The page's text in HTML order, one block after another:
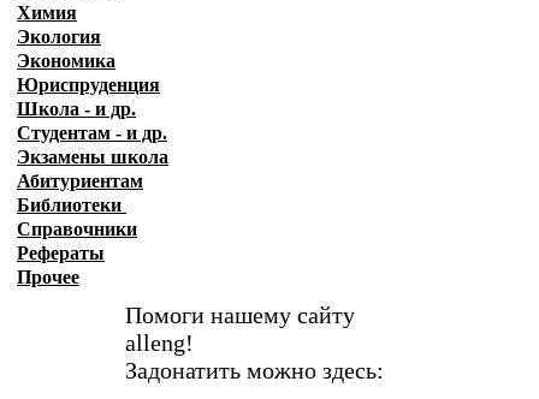
Химия
Экология
Экономика
Юриспруденция
Школа - и др.
Студентам - и др.
Экзамены школа
Абитуриентам
Библиотеки
Справочники
Рефераты
Прочее
Помоги нашему сайту
alleng!
Задонатить можно здесь: